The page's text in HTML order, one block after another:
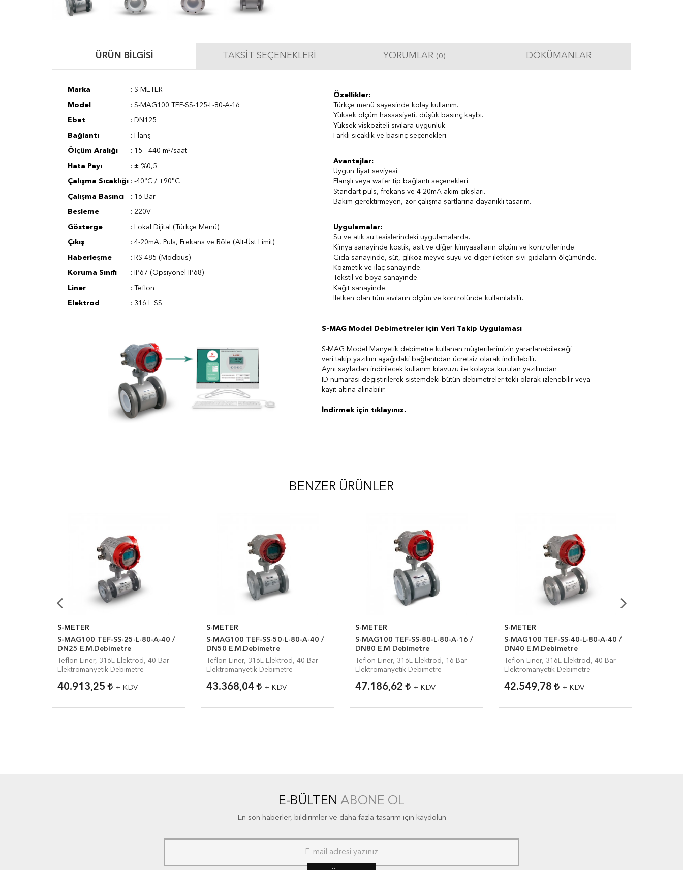
ÜRÜN BILGISI TAKSIT SEÇENEKLERI YORUMLAR (0) DÖKÜMANLAR
Marka : S-METER
Model : S-MAG100 TEF-SS-125-L-80-A-16
Ebat : DN125
Bağlantı : Flanş
Ölçüm Aralığı : 15 - 440 m³/saat
Hata Payı : ± %0,5
Çalışma Sıcaklığı : -40°C / +90°C
Çalışma Basıncı : 16 Bar
Besleme : 220V
Gösterge : Lokal Dijital (Türkçe Menü)
Çıkış : 4-20mA, Puls, Frekans ve Röle (Alt-Üst Limit)
Haberleşme : RS-485 (Modbus)
Koruma Sınıfı : IP67 (Opsiyonel IP68)
Liner : Teflon
Elektrod : 316 L SS
Özellikler:
Türkçe menü sayesinde kolay kullanım.
Yüksek ölçüm hassasiyeti, düşük basınç kaybı.
Yüksek viskoziteli sıvılara uygunluk.
Farklı sıcaklık ve basınç seçenekleri.
Avantajlar:
Uygun fiyat seviyesi.
Flanşlı veya wafer tip bağlantı seçenekleri.
Standart puls, frekans ve 4-20mA akım çıkışları.
Bakım gerektirmeyen, zor çalışma şartlarına dayanıklı tasarım.
Uygulamalar:
Su ve atık su tesislerindeki uygulamalarda.
Kimya sanayinde kostik, asit ve diğer kimyasalların ölçüm ve kontrollerinde.
Gıda sanayinde, süt, glikoz meyve suyu ve diğer iletken sıvı gıdaların ölçümünde.
Kozmetik ve ilaç sanayinde.
Tekstil ve boya sanayinde.
Kağıt sanayinde.
İletken olan tüm sıvıların ölçüm ve kontrolünde kullanılabilir.
S-MAG Model Debimetreler için Veri Takip Uygulaması
S-MAG Model Manyetik debimetre kullanan müşterilerimizin yararlanabileceği
veri takip yazılımı aşağıdaki bağlantıdan ücretsiz olarak indirilebilir.
Aynı sayfadan indirilecek kullanım kılavuzu ile kolayca kurulan yazılımdan
ID numarası değiştirilerek sistemdeki bütün debimetreler tekli olarak izlenebilir veya
kayıt altına alınabilir.
İndirmek için tıklayınız.
BENZER ÜRÜNLER
S-METER
S-MAG100 TEF-SS-25-L-80-A-40 /
DN25 E.M.Debimetre
Teflon Liner, 316L Elektrod, 40 Bar
Elektromanyetik Debimetre
40.913,25 + KDV
S-METER
S-MAG100 TEF-SS-50-L-80-A-40 /
DN50 E.M.Debimetre
Teflon Liner, 316L Elektrod, 40 Bar
Elektromanyetik Debimetre
43.368,04 + KDV
S-METER
S-MAG100 TEF-SS-80-L-80-A-16 /
DN80 E.M Debimetre
Teflon Liner, 316L Elektrod, 16 Bar
Elektromanyetik Debimetre
47.186,62 + KDV
S-METER
S-MAG100 TEF-SS-40-L-80-A-40 /
DN40 E.M.Debimetre
Teflon Liner, 316L Elektrod, 40 Bar
Elektromanyetik Debimetre
42.549,78 + KDV
E-BÜLTEN ABONE OL
En son haberler, bildirimler ve daha fazla tasarım için kaydolun